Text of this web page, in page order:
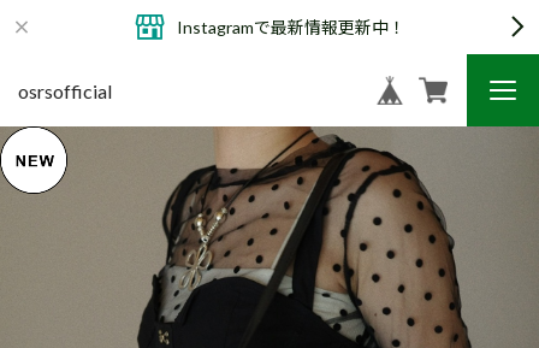
Instagramで最新情報更新中！
osrsofficial